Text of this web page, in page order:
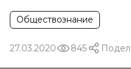
Обществознание
27.03.2020 845